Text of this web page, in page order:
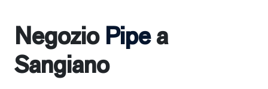
Negozio Pipea
Sangiano